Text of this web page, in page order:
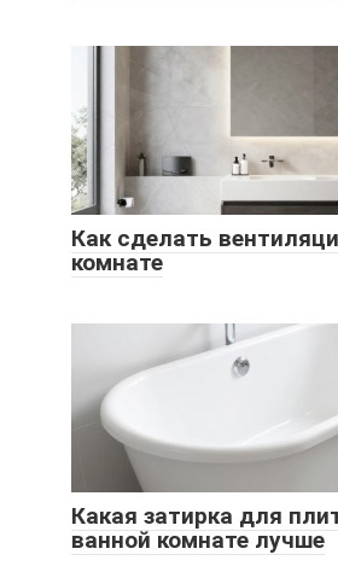
Как сделать
комнате
Какая затирка для
ванной комнате лучше